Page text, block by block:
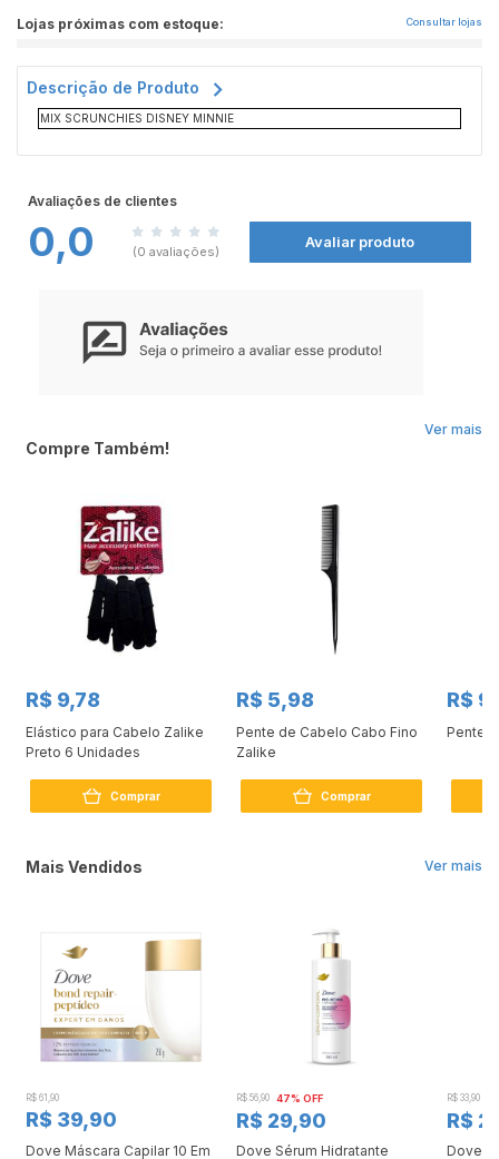
Lojas próximas com estoque: Consultar lojas
Descrição de Produto
MIX SCRUNCHIES DISNEY MINNIE
Avaliações de clientes
0,0 (0 avaliações)
Avaliar produto
Ver mais
Compre Também!
R$ 9,78
Elástico para Cabelo Zalike
Preto 6 Unidades
Comprar
R$ 5,98
Pente de Cabelo Cabo Fino
Zalike
Comprar
R$
Pente
Ver mais
Mais Vendidos
R$ 61,90
R$ 39,90
Dove Máscara Capilar 10 Em
R$ 56,90 47% OFF
R$ 29,90
Dove Sérum Hidratante
R$ 33,90
R$
Dove